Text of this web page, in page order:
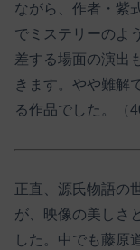
ながら、作者・紫
でミステリーのよ
差する場面の演出
きます。やや難解
る作品でした。（
正直、源氏物語の
が、映像の美しさ
した。中でも藤原